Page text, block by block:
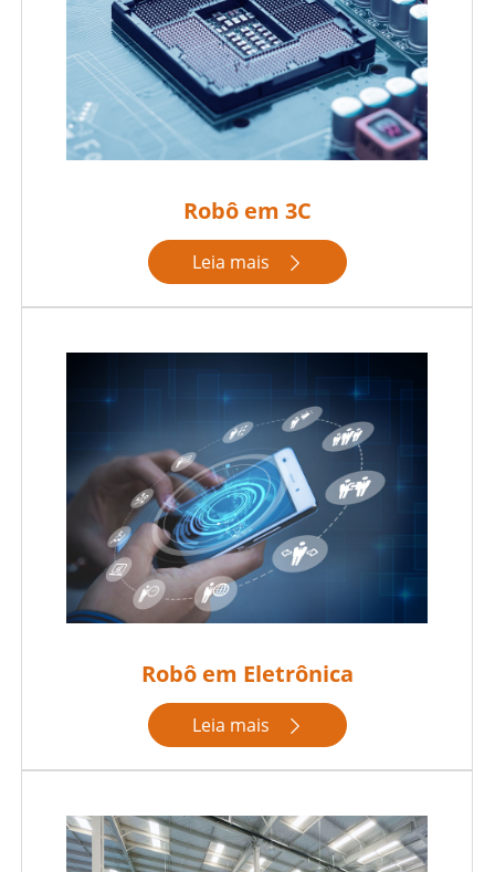
Robô em 3C
Leia mais 
Robô em Eletrônica
Leia mais 